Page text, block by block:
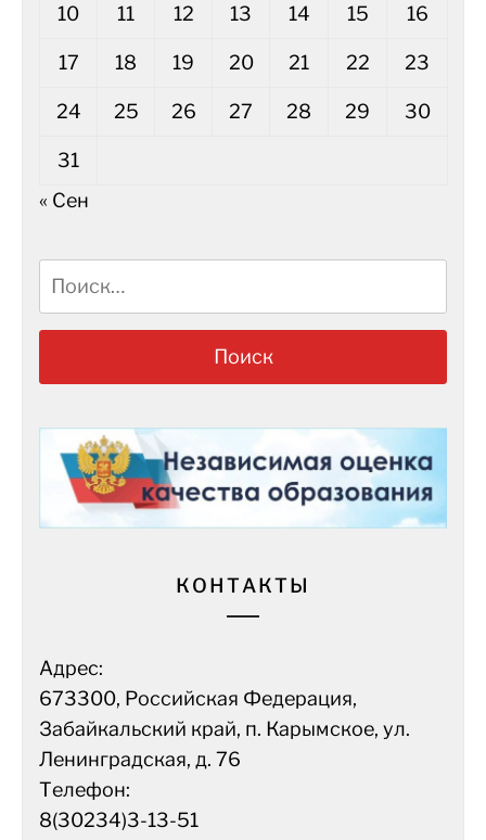
10 11 12 13 14 15 16
17 18 19 20 21 22 23
24 25 26 27 28 29 30
31
« Сен
Найти:
КОНТАКТЫ
Адрес:
673300, Российская Федерация,
Забайкальский край, п. Карымское, ул.
Ленинградская, д. 76
Телефон:
8(30234)3-13-51